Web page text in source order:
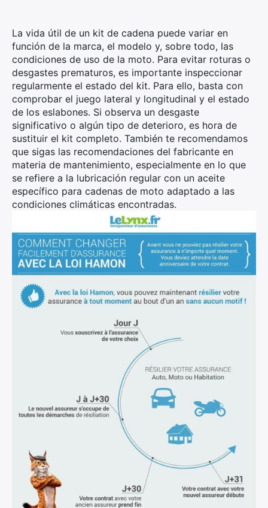
La vida útil de un kit de cadena puede variar en
función de la marca, el modelo y, sobre todo, las
condiciones de uso de la moto. Para evitar roturas o
desgastes prematuros, es importante inspeccionar
regularmente el estado del kit. Para ello, basta con
comprobar el juego lateral y longitudinal y el estado
de los eslabones. Si observa un desgaste
significativo o algún tipo de deterioro, es hora de
sustituir el kit completo. También te recomendamos
que sigas las recomendaciones del fabricante en
materia de mantenimiento, especialmente en lo que
se refiere a la lubricación regular con un aceite
específico para cadenas de moto adaptado a las
condiciones climáticas encontradas.
Busca: